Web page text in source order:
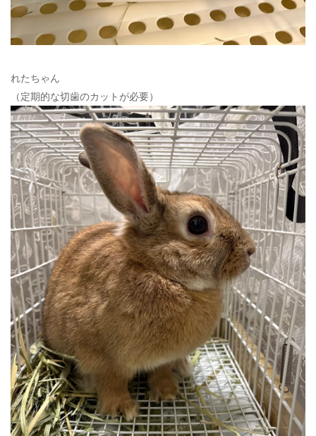
れたちゃん
（定期的な切歯のカットが必要）